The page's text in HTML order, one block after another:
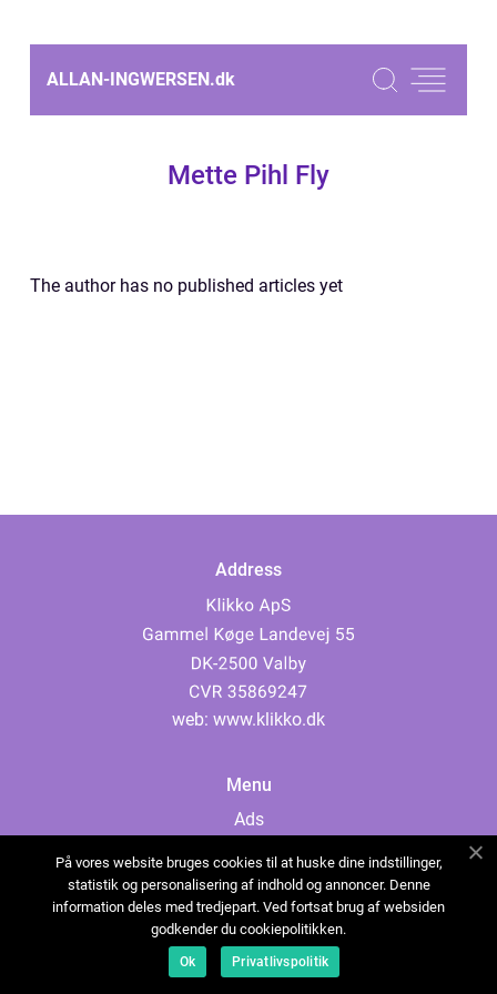
ALLAN-INGWERSEN.dk
Mette Pihl Fly
The author has no published articles yet
Address
web: www.klikko.dk
Menu
Ads
Cookies
Contact
Sitemap
På vores website bruges cookies til at huske dine indstillinger,
statistik og personalisering af indhold og annoncer. Denne
information deles med tredjepart. Ved fortsat brug af websiden
godkender du cookiepolitikken.
Ok Privatlivspolitik